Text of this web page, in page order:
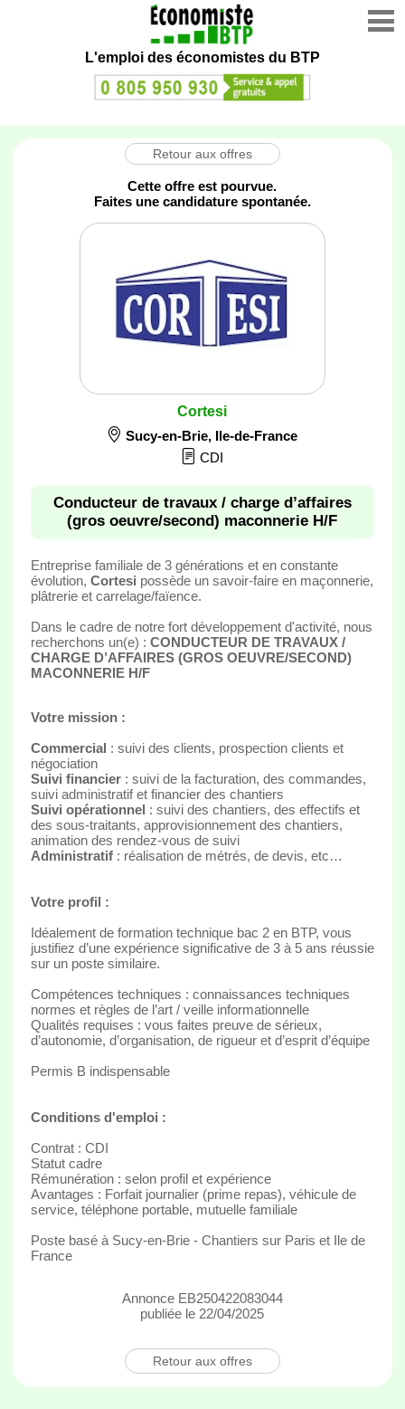
L'emploi des économistes du BTP
Retour aux offres
Cette offre est pourvue.
Faites une candidature spontanée.
Cortesi
Sucy-en-Brie, Ile-de-France
CDI
Conducteur de travaux / charge d’affaires
(gros oeuvre/second) maconnerie H/F
Entreprise familiale de 3 générations et en constante
évolution, Cortesi possède un savoir-faire en maçonnerie,
plâtrerie et carrelage/faïence.
Dans le cadre de notre fort développement d'activité, nous
recherchons un(e) : CONDUCTEUR DE TRAVAUX /
CHARGE D’AFFAIRES (GROS OEUVRE/SECOND)
MACONNERIE H/F
Votre mission :
Commercial : suivi des clients, prospection clients et
négociation
Suivi financier: suivi de la facturation, des commandes,
suivi administratif et financier des chantiers
Suivi opérationnel : suivi des chantiers, des effectifs et
des sous-traitants, approvisionnement des chantiers,
animation des rendez-vous de suivi
Administratif: réalisation de métrés, de devis, etc…
Votre profil :
Idéalement de formation technique bac 2 en BTP, vous
justifiez d’une expérience significative de 3 à 5 ans réussie
sur un poste similaire.
Compétences techniques : connaissances techniques
normes et règles de l’art / veille informationnelle
Qualités requises : vous faites preuve de sérieux,
d’autonomie, d’organisation, de rigueur et d’esprit d’équipe
Permis B indispensable
Conditions d'emploi :
Contrat : CDI
Statut cadre
Rémunération : selon profil et expérience
Avantages : Forfait journalier (prime repas), véhicule de
service, téléphone portable, mutuelle familiale
Poste basé à Sucy-en-Brie - Chantiers sur Paris et Ile de
France
Annonce EB250422083044
publiée le 22/04/2025
Retour aux offres